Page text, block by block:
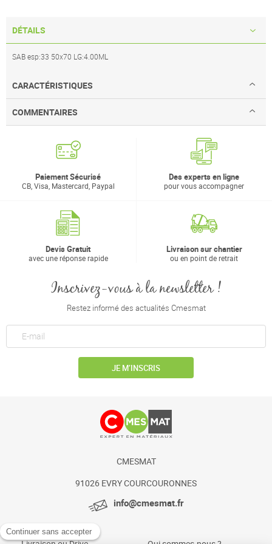
DÉTAILS
SAB esp:33 50x70 LG:4.00ML
CARACTÉRISTIQUES
COMMENTAIRES
Paiement Sécurisé
CB, Visa, Mastercard, Paypal
Des experts en ligne
pour vous accompagner
Devis Gratuit
avec une réponse rapide
Livraison sur chantier
ou en point de retrait
Inscrivez-vous à la newsletter !
Restez informé des actualités Cmesmat
JE M’INSCRIS
CMESMAT
91026 EVRY COURCOURONNES
info@cmesmat.fr